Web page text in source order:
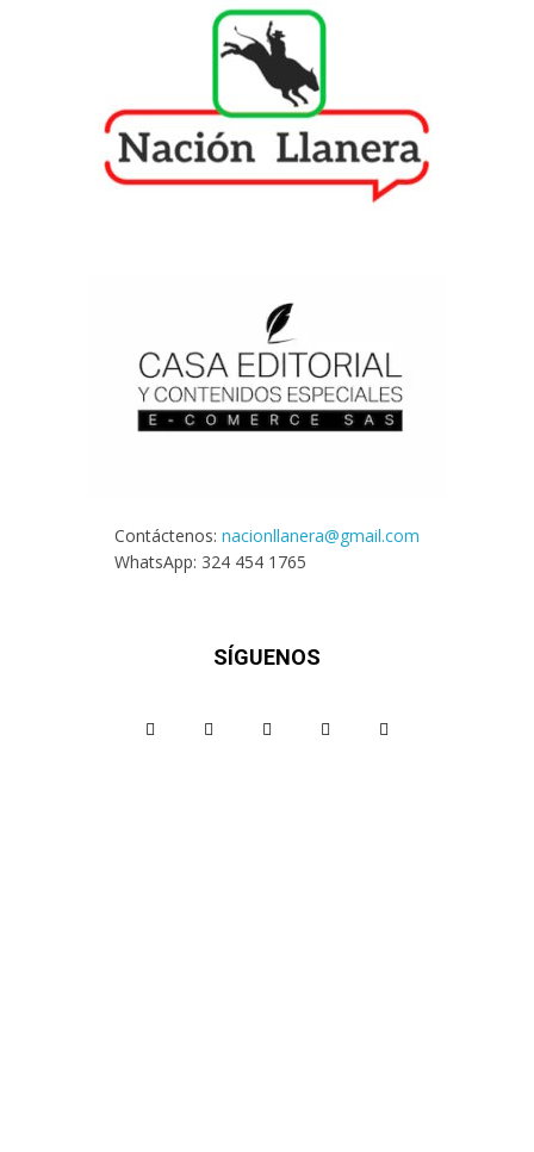
Contáctenos: nacionllanera@gmail.com
WhatsApp: 324 454 1765
SÍGUENOS